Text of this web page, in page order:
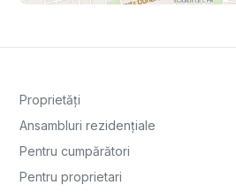
Proprietăți
Ansambluri rezidențiale
Pentru cumpărători
Pentru proprietari